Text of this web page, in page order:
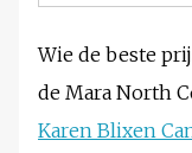
Wie de beste
de Mara North
Karen Blixen